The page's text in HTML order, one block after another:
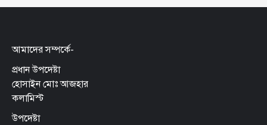
আমাদের সম্পর্কে-
প্রধান উপদেষ্টা
হোসাইন মোঃ আজহার
কলামিস্ট
উপদেষ্টা